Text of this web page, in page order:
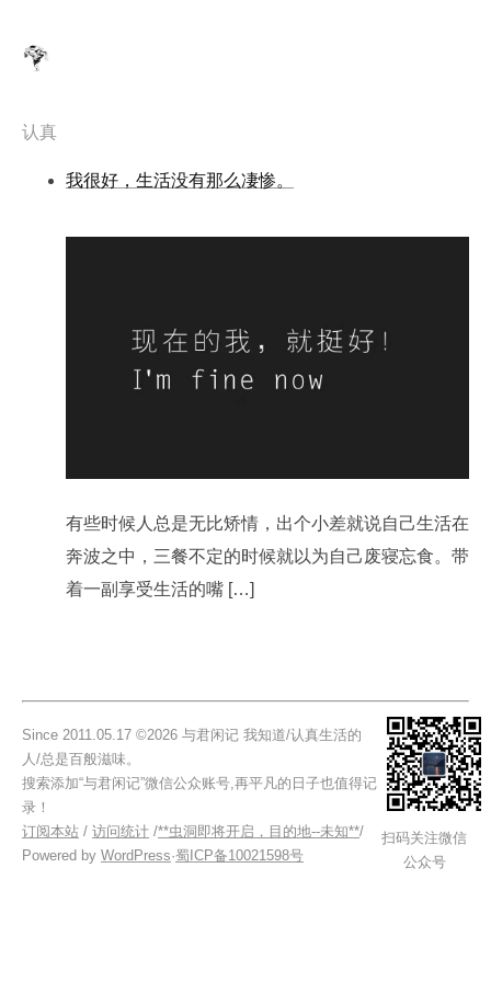
认真
我很好，生活没有那么凄惨。
有些时候人总是无比矫情，出个小差就说自己生活在
奔波之中，三餐不定的时候就以为自己废寝忘食。带
着一副享受生活的嘴 […]
Since 2011.05.17 ©2026 与君闲记 我知道/认真生活的
人/总是百般滋味。
搜索添加“与君闲记”微信公众账号,再平凡的日子也值得记
录！
订阅本站 / 访问统计 /**虫洞即将开启，目的地--未知**/
Powered by WordPress·蜀ICP备10021598号
扫码关注微信
公众号